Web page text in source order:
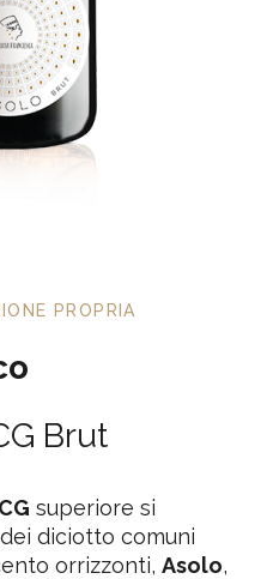
PROPRIA
Brut
superiore si
diciotto comuni
orrizzonti, Asolo,